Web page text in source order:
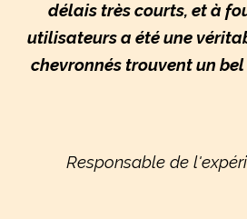
délais très courts, et à
utilisateurs a été une
chevronnés trouvent un
Responsable de